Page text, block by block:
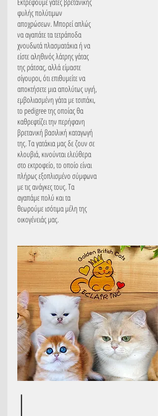
φυλής πολύτιμων
αποχρώσεων. Μπορεί απλώς
να αγαπάτε τα τετράποδα
χνουδωτά πλασματάκια ή να
είστε αληθινός λάτρης γάτας
της ράτσας, αλλά είμαστε
σίγουροι, ότι επιθυμείτε να
αποκτήσετε μια απολύτως υγιή,
εμβολιασμένη γάτα με τσιπάκι,
το pedigree της οποίας θα
καθρεφτίζει την περήφανη
βρετανική βασιλική καταγωγή
της. Τα γατάκια μας δε ζουν σε
κλουβιά, κινούνται ελεύθερα
στο εκτροφείο, το οποίο είναι
πλήρως εξοπλισμένο σύμφωνα
με τις ανάγκες τους. Τα
αγαπάμε πολύ και τα
θεωρούμε ισότιμα μέλη της
οικογένειάς μας.